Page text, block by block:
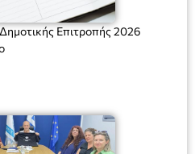
Επιτροπής 2026